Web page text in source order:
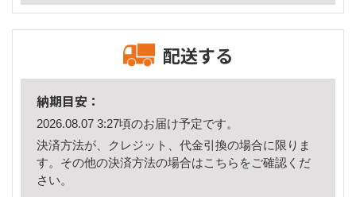
配送する
納期目安：
2026.08.07 3:27頃のお届け予定です。
決済方法が、クレジット、代金引換の場合に限りま
す。その他の決済方法の場合はこちら をご確認くだ
さい。